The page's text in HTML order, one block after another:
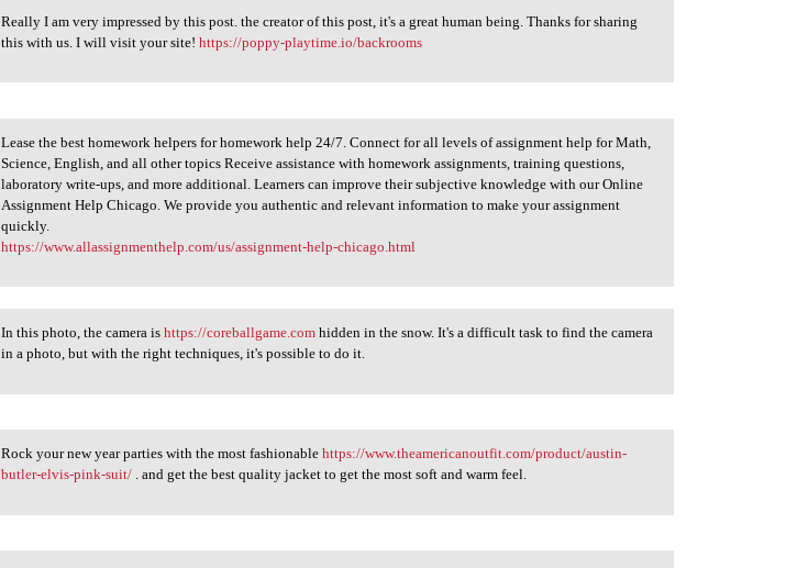
Really I am very impressed by
Really I am very impressed by this post. the creator of this post, it's a great human being. Thanks for sharing
this with us. I will visit your site!https://poppy-playtime.io/backrooms
Lease the best homework
Lease the best homework helpers for homework help 24/7. Connect for all levels of assignment help for Math,
Science, English, and all other topics Receive assistance with homework assignments, training questions,
laboratory write-ups, and more additional. Learners can improve their subjective knowledge with our Online
Assignment Help Chicago. We provide you authentic and relevant information to make your assignment
quickly.
https://www.allassignmenthelp.com/us/assignment-help-chicago.html
In this photo, the camera is
In this photo, the camera ishttps://coreballgame.com hidden in the snow. It's a difficult task to find the camera
in a photo, but with the right techniques, it's possible to do it.
Rock your new year parties
Rock your new year parties with the most fashionablehttps://www.theamericanoutfit.com/product/austin-
butler-elvis-pink-suit/ . and get the best quality jacket to get the most soft and warm feel.